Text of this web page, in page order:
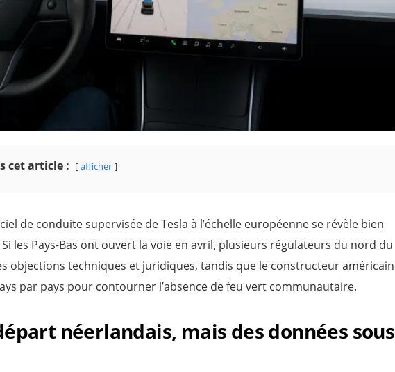
cet article : afficher
de conduite supervisée de Tesla à l’échelle européenne se révèle bien
les Pays-Bas ont ouvert la voie en avril, plusieurs régulateurs du nord du
objections techniques et juridiques, tandis que le constructeur américain
par pays pour contourner l’absence de feu vert communautaire.
néerlandais, mais des données sous